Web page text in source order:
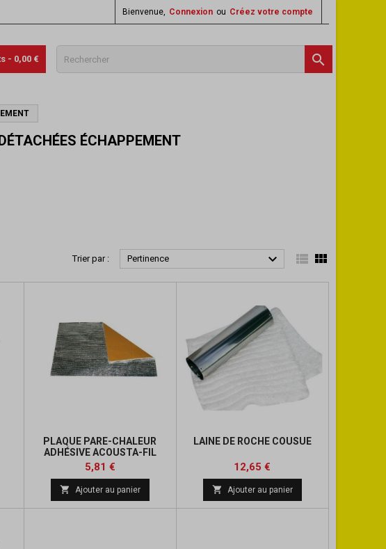
Bienvenue, Connexion ou Créez votre compte

- 0,00 €
ÉCHAPPEMENT
Trier par : Pertinence   
PLAQUE PARE-CHALEUR
ADHÉSIVE ACOUSTA-FIL
200X300MM
Prix
5,81 €Prix
base
 Ajouter au panier
LAINE DE ROCHE COUSUE
Prix
12,65 €
base
 Ajouter au panier